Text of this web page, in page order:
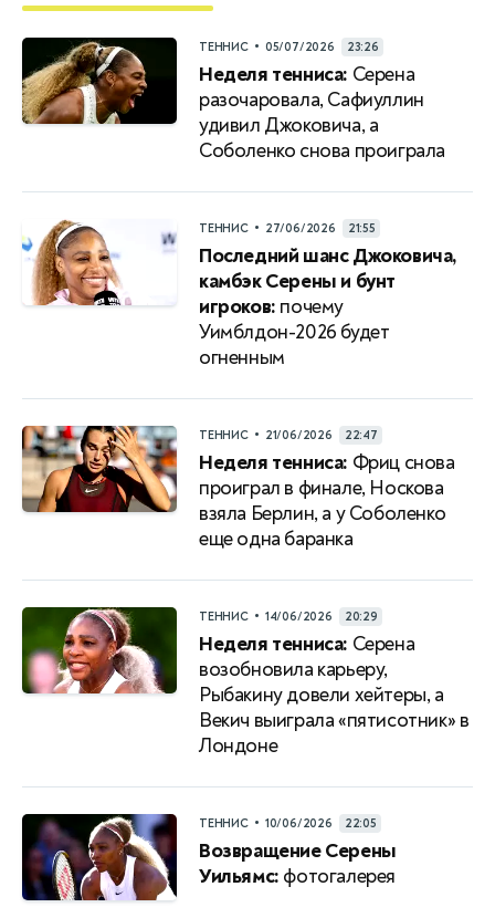
ТЕННИС • 05/07/2026 23:26
Неделя тенниса: Серена
разочаровала, Сафиуллин
удивил Джоковича, а
Соболенко снова проиграла
ТЕННИС • 27/06/2026 21:55
Последний шанс Джоковича,
камбэк Серены и бунт
игроков: почему
Уимблдон-2026 будет
огненным
ТЕННИС • 21/06/2026 22:47
Неделя тенниса: Фриц снова
проиграл в финале, Носкова
взяла Берлин, а у Соболенко
еще одна баранка
ТЕННИС • 14/06/2026 20:29
Неделя тенниса: Серена
возобновила карьеру,
Рыбакину довели хейтеры, а
Векич выиграла «пятисотник» в
Лондоне
ТЕННИС • 10/06/2026 22:05
Возвращение Серены
Уильямс: фотогалерея